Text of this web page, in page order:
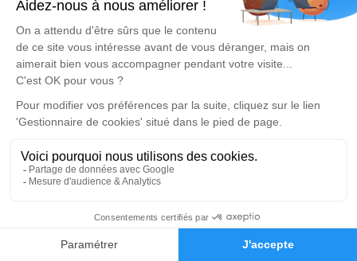
Faire-part Hommages
Un service de plantation d’arbre hommage est
disponible ici.
Cérémonie religieuse
Notre Dame -Des -Grèves de Saint-Malo
3, rue Jules Ferry
Je rends hommage